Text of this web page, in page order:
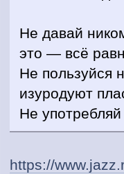
Не давай
это — всё
Не пользуйся
изуродуют
Не
https://